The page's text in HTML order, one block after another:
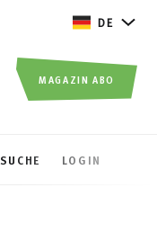
DE
SUCHE LOGIN
MAGAZIN ABO